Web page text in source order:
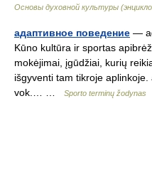
Основы духовной культуры
адаптивное поведение —
Kūno kultūra ir sportas
mokėjimai, įgūdžiai, kurių
išgyventi tam tikroje
vok.… …
Sporto terminų žodynas